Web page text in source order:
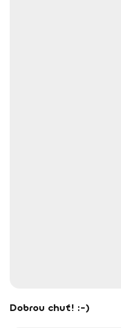
Dobrou chuť! :-)